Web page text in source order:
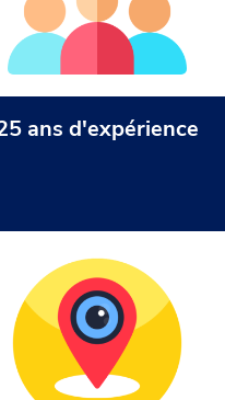
ans d'expérience